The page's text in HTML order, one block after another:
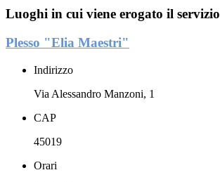
Luoghi in cui viene erogato il servizio
Plesso "Elia Maestri"
Indirizzo
Via Alessandro Manzoni, 1
CAP
45019
Orari